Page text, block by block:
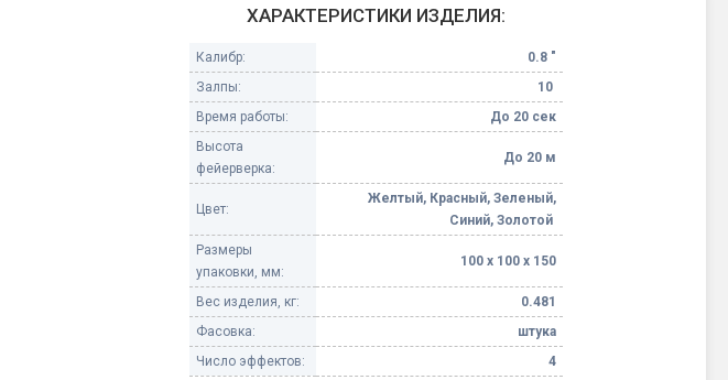
Бенгальские огни малые
Бенгальские огни большие
Фонтаны в торт (холодные)
Фонтаны сценические (холодные)
Небесные фонарики
Оборудование для
Елочные гирлянды
ХАРАКТЕРИСТИКИ ИЗДЕЛИЯ:
Калибр:
0.8 "
Залпы:
10
Время работы:
До 20 сек
Высота
фейерверка:
До 20 м
Цвет:
Желтый, Красный, Зеленый,
Синий, Золотой
Размеры
упаковки, мм:
100 х 100 х 150
Вес изделия, кг:
0.481
Фасовка:
штука
Число эффектов:
4